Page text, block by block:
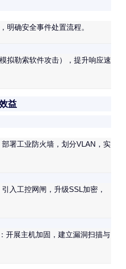
明确安全事件处置流程。
拟勒索软件攻击），提升响应速
益
部署工业防火墙，划分VLAN，实
引入工控网闸，升级SSL加密，
开展主机加固，建立漏洞扫描与